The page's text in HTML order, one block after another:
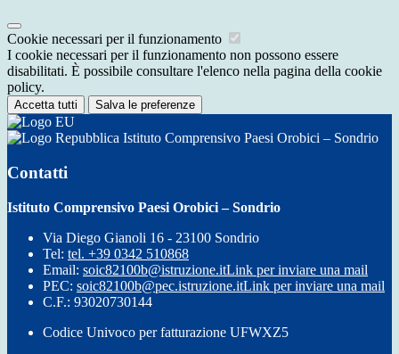
Cookie necessari per il funzionamento
I cookie necessari per il funzionamento non possono essere
disabilitati. È possibile consultare l'elenco nella pagina della cookie
policy.
Accetta tutti Salva le preferenze
Istituto Comprensivo Paesi Orobici – Sondrio
Contatti
Istituto Comprensivo Paesi Orobici – Sondrio
Via Diego Gianoli 16 - 23100 Sondrio
Tel: tel. +39 0342 510868
Email: soic82100b@istruzione.itLink per inviare una mail
PEC: soic82100b@pec.istruzione.itLink per inviare una mail
C.F.: 93020730144
Codice Univoco per fatturazione UFWXZ5